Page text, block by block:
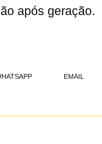
após geração.
EMAIL